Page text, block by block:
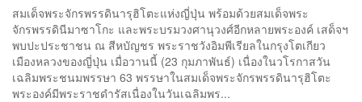
สมเด็จพระจักรพรรดินารุฮิโตะแห่งญี่ปุ่น พร้อมด้วยสมเด็จพระ
จักรพรรดินีมาซาโกะ และพระบรมวงศานุวงศ์อีกหลายพระองค์ เสด็จฯ
พบปะประชาชน ณ สีหบัญชร พระราชวังอิมพีเรียลในกรุงโตเกียว
เมืองหลวงของญี่ปุ่น เมื่อวานนี้ (23 กุมภาพันธ์) เนื่องในวโรกาสวัน
เฉลิมพระชนมพรรษา 63 พรรษาในสมเด็จพระจักรพรรดินารุฮิโตะ
พระองค์มีพระราชดำรัสเนื่องในวันเฉลิมพร...